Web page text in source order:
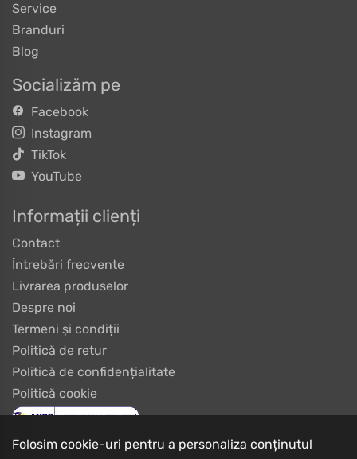
Service
Branduri
Blog
Socializăm pe
Facebook
Instagram
TikTok
YouTube
Informații clienți
Contact
Întrebări frecvente
Livrarea produselor
Despre noi
Termeni și condiții
Politică de retur
Politică de confidențialitate
Politică cookie
Folosim cookie-uri pentru a personaliza conținutul